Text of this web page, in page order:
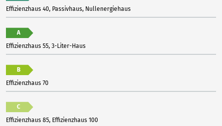
Effizienzhaus 40, Passivhaus, Nullenergiehaus
A
Effizienzhaus 55, 3-Liter-Haus
B
Effizienzhaus 70
C
Effizienzhaus 85, Effizienzhaus 100